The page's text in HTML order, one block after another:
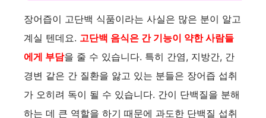
장어즙이 고단백 식품이라는 사실은 많은 분이 알고
계실 텐데요. 고단백 음식은 간 기능이 약한 사람들
에게 부담을 줄 수 있습니다. 특히 간염, 지방간, 간
경변 같은 간 질환을 앓고 있는 분들은 장어즙 섭취
가 오히려 독이 될 수 있습니다. 간이 단백질을 분해
하는 데 큰 역할을 하기 때문에 과도한 단백질 섭취